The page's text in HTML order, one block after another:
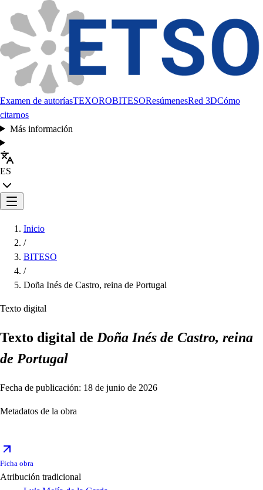
Examen de autoríasTEXOROBITESOResúmenesRed 3DCómo
citarnos
Más información
ES
Inicio
/
BITESO
/
Doña Inés de Castro, reina de Portugal
Texto digital
Texto digital de Doña Inés de Castro, reina
de Portugal
Fecha de publicación: 18 de junio de 2026
Metadatos de la obra
Ficha obra
Atribución tradicional